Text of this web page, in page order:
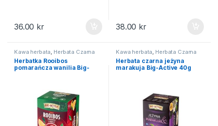
36.00 kr 38.00 kr
Kawa herbata, Herbata Czarna
Herbatka Rooibos
pomarańcza wanilia Big-
Kawa herbata, Herbata Czarna
Herbata czarna jeżyna
marakuja Big-Active 40g